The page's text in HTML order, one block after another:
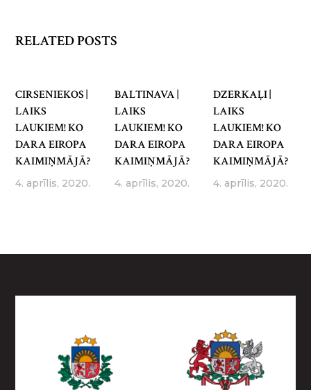
RELATED POSTS
CIRSENIEKOS |
LAIKS
LAUKIEM! KO
DARA EIROPA
KAIMIŅMĀJĀ?
4. aprīlis, 2020.
BALTINAVA |
LAIKS
LAUKIEM! KO
DARA EIROPA
KAIMIŅMĀJĀ?
4. aprīlis, 2020.
DZERKAĻI |
LAIKS
LAUKIEM! KO
DARA EIROPA
KAIMIŅMĀJĀ?
4. aprīlis, 2020.